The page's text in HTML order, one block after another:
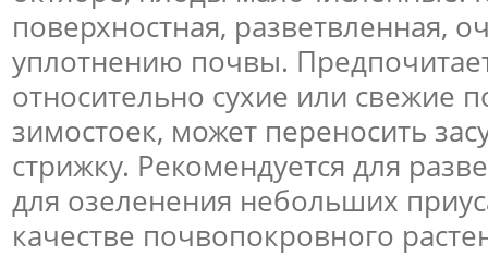
поверхностная, разветвленная,
уплотнению почвы.
относительно сухие или свежие
зимостоек, может переносить
стрижку. Рекомендуется для
для озеленения небольших
качестве почвопокровного